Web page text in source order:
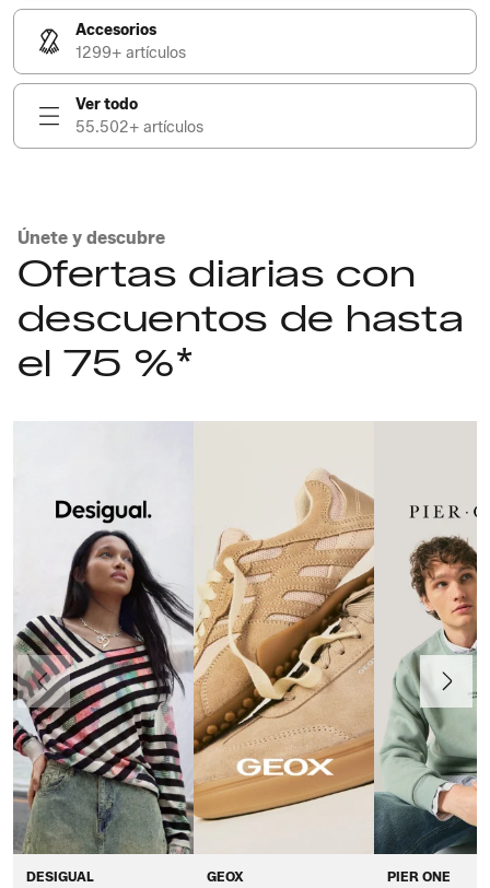
Accesorios
1299+ artículos
Ver todo
55.502+ artículos
Únete y descubre
Ofertas diarias con
descuentos de hasta
el 75 %*
DESIGUAL GEOX PIER ONE
Anteriormente